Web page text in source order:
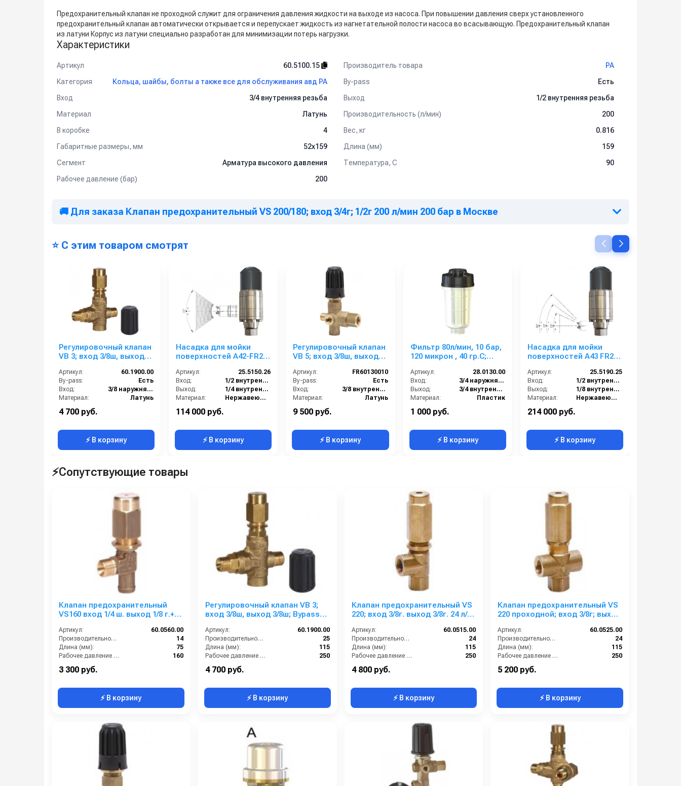
Предохранительный клапан не проходной служит для ограничения давления жидкости на выходе из насоса. При повышении давления сверх установленного
предохранительный клапан автоматически открывается и перепускает жидкость из нагнетательной полости насоса во всасывающую. Предохранительный клапан
из латуни Корпус из латуни специально разработан для минимизации потерь нагрузки.
Характеристики
Артикул 60.5100.15 Производитель товара
PA
Категория
Кольца, шайбы, болты а также все для обслуживания авд PA By-pass
Есть
Вход
3/4 внутренняя резьба Выход
1/2 внутренняя резьба
Материал
Латунь Производительность (л/мин)
200
В коробке
4 Вес, кг
0.816
Габаритные размеры, мм
52x159 Длина (мм)
159
Сегмент
Арматура высокого давления Температура, C
90
Рабочее давление (бар)
200
🚚 Для заказа Клапан предохранительный VS 200/180; вход 3/4г; 1/2г 200 л/мин 200 бар в Москве
⭐ С этим товаром смотрят
Регулировочный клапан
VB 3; вход 3/8ш, выход
мин 250 бар
Артикул:
60.1900.00
By-pass:
Есть
Вход:
3/8 наружняя резьба
Материал:
Латунь
В коробке:
4 700 руб.
⚡ В корзину
Насадка для мойки
поверхностей А42-FR2 с
мин; 40-160 бар; .
(нерж).вход 1/2г.
Артикул:
25.5150.26
Вход:
1/2 внутренняя резьба
Выход:
1/4 внутренняя резьба
Материал:
Нержавеющая сталь
Производительность (л/мин):
В коробке:
114 000 руб.
⚡ В корзину
Регулировочный клапан
VB 5; вход 3/8ш, выход
мин 250 бар
Артикул:
FR60130010
By-pass:
Есть
Вход:
3/8 внутренняя резьба
Материал:
Латунь
В коробке:
9 500 руб.
⚡ В корзину
Фильтр 80л/мин, 10 бар,
120 микрон , 40 гр.С;
Артикул:
28.0130.00
Вход:
3/4 наружняя резьба
Выход:
3/4 внутренняя резьба
Материал:
Пластик
В коробке:
1 000 руб.
⚡ В корзину
Насадка для мойки
поверхностей А43 FR2 с
мин; 140 бар;
(нерж).вход 1/2г.
Артикул:
25.5190.25
Вход:
1/2 внутренняя резьба
Выход:
1/8 внутренняя резьба
Материал:
Нержавеющая сталь
Производительность (л/мин):
В коробке:
214 000 руб.
⚡ В корзину
⚡Сопутствующие товары
Клапан предохранительный
VS160 вход 1/4 ш. выход 1/8 г.+
мин 160 бар
Артикул:
60.0560.00
Производительность (л/мин):
14
Длина (мм):
75
Рабочее давление (бар):
160
3 300 руб.
⚡ В корзину
Регулировочный клапан VB 3;
вход 3/8ш, выход 3/8ш; Bypass
Артикул:
60.1900.00
Производительность (л/мин):
25
Длина (мм):
115
Рабочее давление (бар):
250
4 700 руб.
⚡ В корзину
Клапан предохранительный VS
220; вход 3/8г. выход 3/8г. 24 л/
Артикул:
60.0515.00
Производительность (л/мин):
24
Длина (мм):
115
Рабочее давление (бар):
250
4 800 руб.
⚡ В корзину
Клапан предохранительный VS
220 проходной; вход 3/8г; выход
Артикул:
60.0525.00
Производительность (л/мин):
24
Длина (мм):
115
Рабочее давление (бар):
250
5 200 руб.
⚡ В корзину